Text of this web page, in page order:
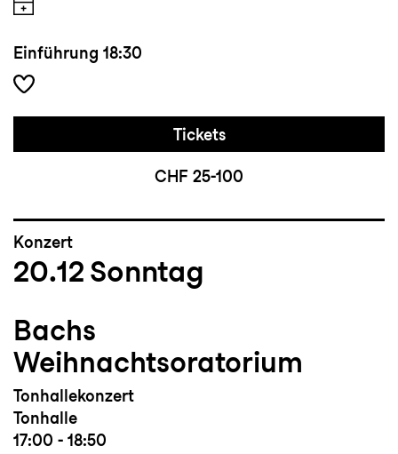
Einführung 18:30
Tickets
CHF 25-100
Konzert
20.12 Sonntag
Bachs
Weihnachtsoratorium
Tonhallekonzert
Tonhalle
17:00 - 18:50